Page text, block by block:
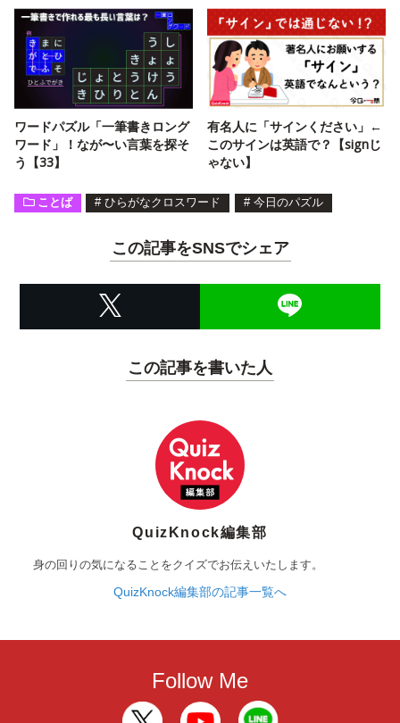
ワードパズル「一筆書きロング
ワード」！なが〜い言葉を探そ
う【33】
有名人に「サインください」←
このサインは英語で？【signじ
ゃない】
ことば # ひらがなクロスワード # 今日のパズル
この記事をSNSでシェア
この記事を書いた人
QuizKnock編集部
身の回りの気になることをクイズでお伝えいたします。
QuizKnock編集部の記事一覧へ
Follow Me